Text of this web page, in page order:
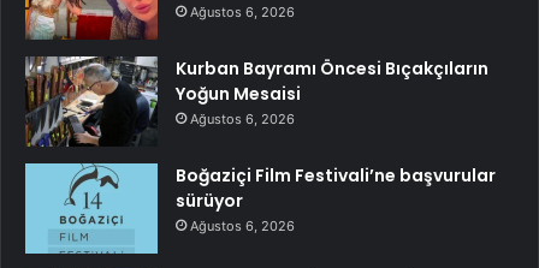
Ağustos 6, 2026
Kurban Bayramı Öncesi Bıçakçıların
Yoğun Mesaisi
Ağustos 6, 2026
Boğaziçi Film Festivali’ne başvurular
sürüyor
Ağustos 6, 2026